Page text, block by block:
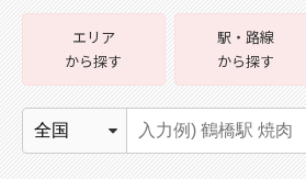
エリア
から探す
駅・路線
から探す